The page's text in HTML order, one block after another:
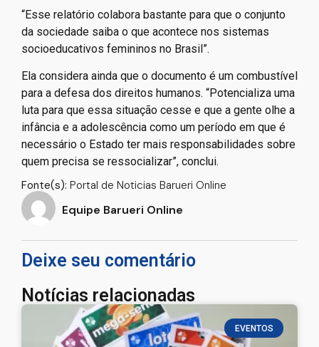
“Esse relatório colabora bastante para que o conjunto
da sociedade saiba o que acontece nos sistemas
socioeducativos femininos no Brasil”.
Ela considera ainda que o documento é um combustível
para a defesa dos direitos humanos. “Potencializa uma
luta para que essa situação cesse e que a gente olhe a
infância e a adolescência como um período em que é
necessário o Estado ter mais responsabilidades sobre
quem precisa se ressocializar”, conclui.
Fonte(s): Portal de Noticias Barueri Online
Equipe Barueri Online
Deixe seu comentário
Notícias relacionadas
EVENTOS